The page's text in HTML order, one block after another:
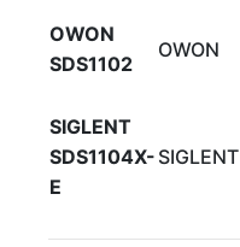
OWON
SDS1102
OWON
SIGLENT
SDS1104X-
E
SIGLENT